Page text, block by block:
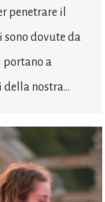
penetrare il
sono dovute da
portano a
nostra…